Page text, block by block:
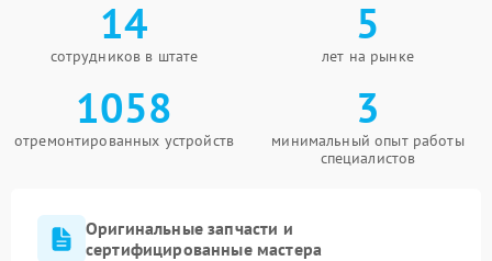
14
сотрудников в штате
5
лет на рынке
1058
отремонтированных устройств
3
минимальный опыт работы
специалистов
Оригинальные запчасти и
сертифицированные мастера